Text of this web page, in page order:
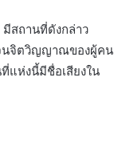
สถานที่ดังกล่าว
จนจิตวิญญาณของผู้คน
แห่งนี้มีชื่อเสียงใน